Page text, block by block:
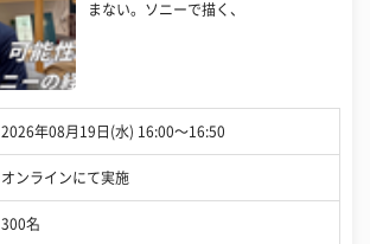
まない。ソニーで描く、
2026年08月19日(水) 16:00〜16:50
オンラインにて実施
300名